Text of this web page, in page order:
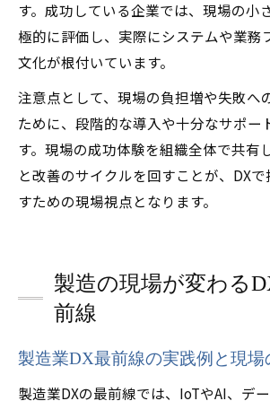
す。成功している企業では、現場の小
極的に評価し、実際にシステムや業務
文化が根付いています。
注意点として、現場の負担増や失敗へ
ために、段階的な導入や十分なサポー
す。現場の成功体験を組織全体で共有
と改善のサイクルを回すことが、DX
すための現場視点となります。
製造の現場が変わる
前線
製造業DX最前線の実践例と現場
製造業DXの最前線では、IoTやAI、デ